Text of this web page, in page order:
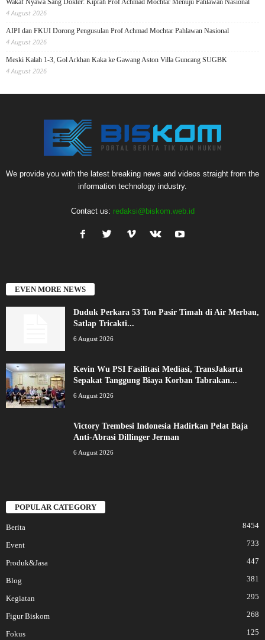
Wakaf Nyawa Sang Dokter: Kiprah Prof Achmad Mochtar Menuju Pahlawan Nasional
4 August 2026
AIPI dan FKUI Dorong Pengusulan Prof Achmad Mochtar Pahlawan Nasional
4 August 2026
Meski Kalah 1-3, Gol Arkhan Kaka ke Gawang Aston Villa Guncang SUGBK
4 August 2026
We provide you with the latest breaking news and videos straight from the
information technology industry.
Contact us: redaksi@biskom.web.id
EVEN MORE NEWS
Duduk Perkara 53 Ton Pasir Timah di Air Merbau,
Satlap Tricakti...
6 August 2026
Kevin Wu PSI Fasilitasi Mediasi, TransJakarta
Sepakat Tanggung Biaya Korban Tabrakan...
6 August 2026
Victory Trembesi Indonesia Hadirkan Pelat Baja
Anti-Abrasi Dillinger Jerman
6 August 2026
POPULAR CATEGORY
Berita 8454
Event 733
Produk&Jasa 447
Blog 381
Kegiatan 295
Figur Biskom 268
Fokus 125